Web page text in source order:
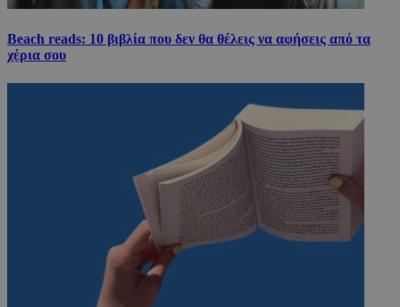
Beach reads: 10 βιβλία που δεν θα θέλεις να αφήσεις από τα
χέρια σου